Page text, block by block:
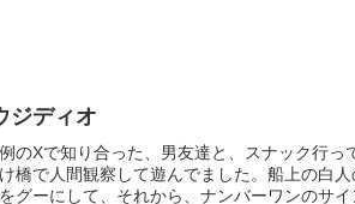
ジディオ
のXで知り合った、男友達と、スナック行っ
橋で人間観察して遊んでました。船上の白
グーにして、それから、ナンバーワンのサ